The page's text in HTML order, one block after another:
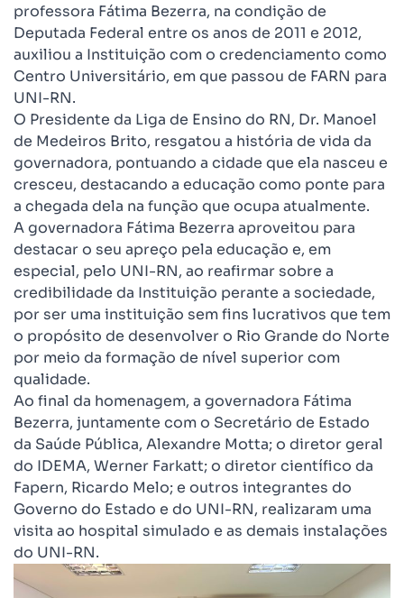
professora Fátima Bezerra, na condição de
Deputada Federal entre os anos de 2011 e 2012,
auxiliou a Instituição com o credenciamento como
Centro Universitário, em que passou de FARN para
UNI-RN.
O Presidente da Liga de Ensino do RN, Dr. Manoel
de Medeiros Brito, resgatou a história de vida da
governadora, pontuando a cidade que ela nasceu e
cresceu, destacando a educação como ponte para
a chegada dela na função que ocupa atualmente.
A governadora Fátima Bezerra aproveitou para
destacar o seu apreço pela educação e, em
especial, pelo UNI-RN, ao reafirmar sobre a
credibilidade da Instituição perante a sociedade,
por ser uma instituição sem fins lucrativos que tem
o propósito de desenvolver o Rio Grande do Norte
por meio da formação de nível superior com
qualidade.
Ao final da homenagem, a governadora Fátima
Bezerra, juntamente com o Secretário de Estado
da Saúde Pública, Alexandre Motta; o diretor geral
do IDEMA, Werner Farkatt; o diretor científico da
Fapern, Ricardo Melo; e outros integrantes do
Governo do Estado e do UNI-RN, realizaram uma
visita ao hospital simulado e as demais instalações
do UNI-RN.